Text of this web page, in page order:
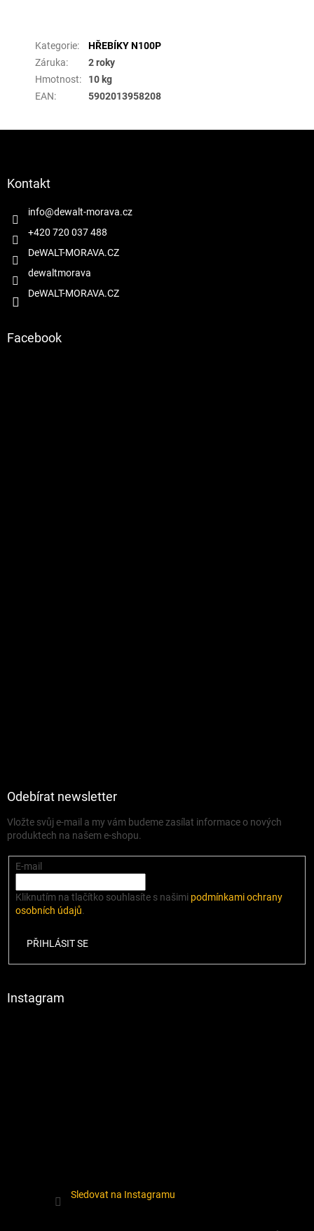
Kategorie:
HŘEBÍKY N100P
Záruka:
2 roky
Hmotnost:
10 kg
EAN: 5902013958208
Kontakt
info@dewalt-morava.cz
+420 720 037 488
DeWALT-MORAVA.CZ
dewaltmorava
DeWALT-MORAVA.CZ
Facebook
Odebírat newsletter
Vložte svůj e-mail a my vám budeme zasílat informace o nových
produktech na našem e-shopu.
E-mail
Kliknutím na tlačítko souhlasíte s našimi podmínkami ochrany
osobních údajů.
PŘIHLÁSIT SE
Instagram
Sledovat na Instagramu